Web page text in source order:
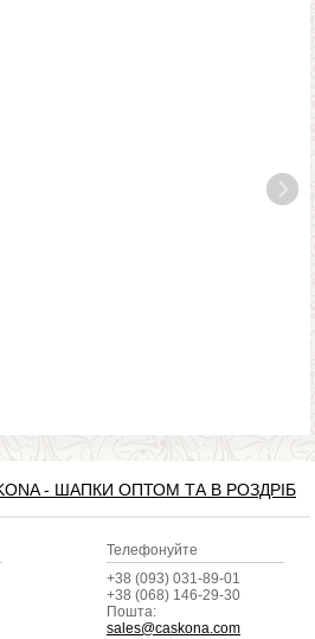
- ШАПКИ ОПТОМ ТА В РОЗДРІБ
Телефонуйте
+38 (093) 031-89-01
+38 (068) 146-29-30
Пошта:
sales@caskona.com